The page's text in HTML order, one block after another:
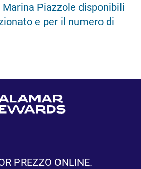
Piazzole disponibili
e per il numero di
PREZZO ONLINE.